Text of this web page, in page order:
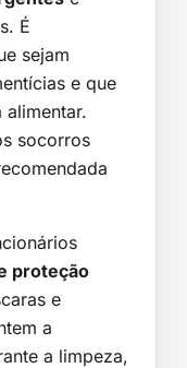
É
sejam
e que
alimentar.
socorros
proteção
e
a
a limpeza,